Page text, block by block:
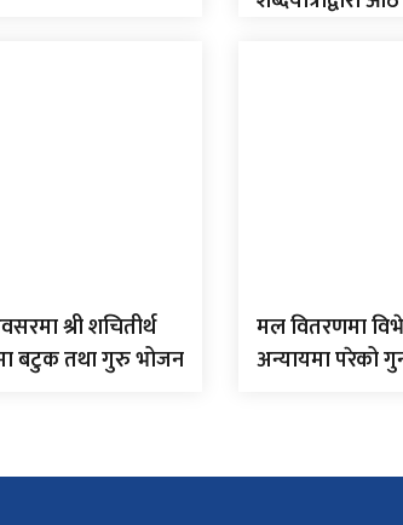
श्री शचितीर्थ
बटुक तथा गुरु भोजन
मल वितरणमा
अन्यायमा परेको